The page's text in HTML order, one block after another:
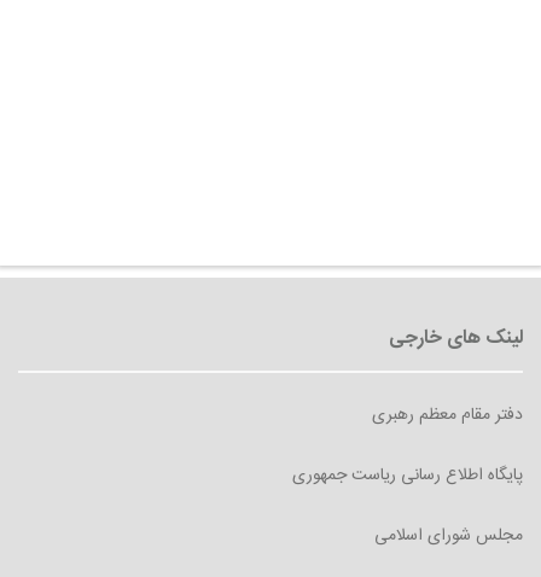
دفتر مقام معظم رهبری
پایگاه اطلاع رسانی ریاست جمهوری
مجلس شورای اسلامی